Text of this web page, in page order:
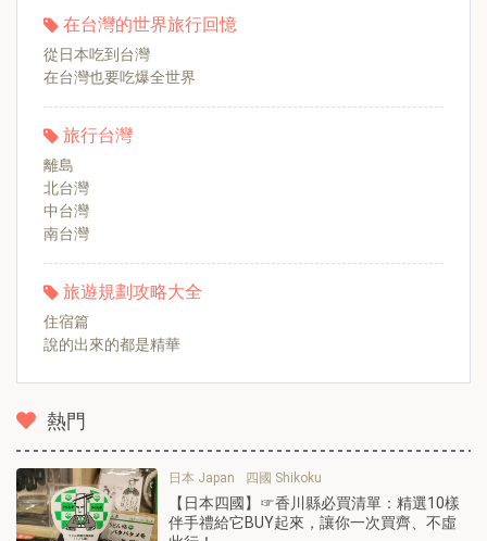
在台灣的世界旅行回憶
從日本吃到台灣
在台灣也要吃爆全世界
旅行台灣
離島
北台灣
中台灣
南台灣
旅遊規劃攻略大全
住宿篇
說的出來的都是精華
熱門
日本 Japan 四國 Shikoku
【日本四國】☞香川縣必買清單：精選10樣
伴手禮給它BUY起來，讓你一次買齊、不虛